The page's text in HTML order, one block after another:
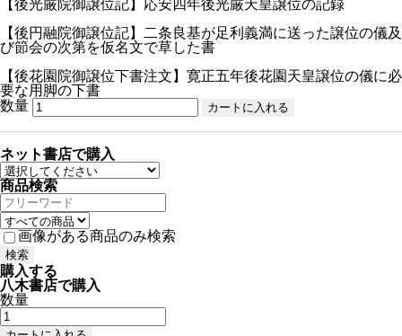
【後光厳院御譲位記】応安四年後光厳天皇譲位の記録
【後円融院御譲位記】二条良基が足利義満に送った譲位の儀及
び節会の次第を仮名文で草した書
【後花園院御譲位下書注文】寛正五年後花園天皇譲位の儀に必
要な用脚の下書
数量
ネット書店で購入
商品検索
画像がある商品のみ検索
購入する
八木書店で購入
数量